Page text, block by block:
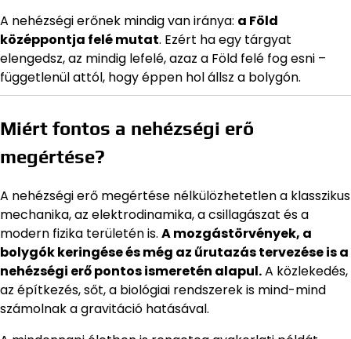
A nehézségi erőnek mindig van iránya: a Föld
középpontja felé mutat. Ezért ha egy tárgyat
elengedsz, az mindig lefelé, azaz a Föld felé fog esni –
függetlenül attól, hogy éppen hol állsz a bolygón.
Miért fontos a nehézségi erő
megértése?
A nehézségi erő megértése nélkülözhetetlen a klasszikus
mechanika, az elektrodinamika, a csillagászat és a
modern fizika területén is. A mozgástörvények, a
bolygók keringése és még az űrutazás tervezése is a
nehézségi erő pontos ismeretén alapul.A közlekedés,
az építkezés, sőt, a biológiai rendszerek is mind-mind
számolnak a gravitáció hatásával.